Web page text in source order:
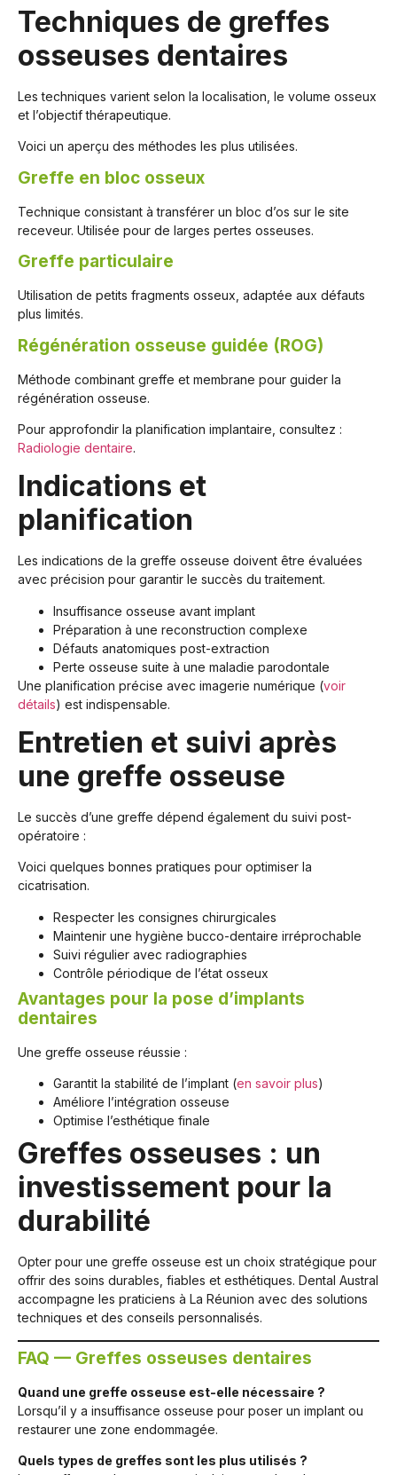
Techniques de greffes
osseuses dentaires
Les techniques varient selon la localisation, le volume osseux
et l’objectif thérapeutique.
Voici un aperçu des méthodes les plus utilisées.
Greffe en bloc osseux
Technique consistant à transférer un bloc d’os sur le site
receveur. Utilisée pour de larges pertes osseuses.
Greffe particulaire
Utilisation de petits fragments osseux, adaptée aux défauts
plus limités.
Régénération osseuse guidée (ROG)
Méthode combinant greffe et membrane pour guider la
régénération osseuse.
Pour approfondir la planification implantaire, consultez :
Radiologie dentaire.
Indications et
planification
Les indications de la greffe osseuse doivent être évaluées
avec précision pour garantir le succès du traitement.
Insuffisance osseuse avant implant
Préparation à une reconstruction complexe
Défauts anatomiques post-extraction
Perte osseuse suite à une maladie parodontale
Une planification précise avec imagerie numérique (voir
détails) est indispensable.
Entretien et suivi après
une greffe osseuse
Le succès d’une greffe dépend également du suivi post-
opératoire :
Voici quelques bonnes pratiques pour optimiser la
cicatrisation.
Respecter les consignes chirurgicales
Maintenir une hygiène bucco-dentaire irréprochable
Suivi régulier avec radiographies
Contrôle périodique de l’état osseux
Avantages pour la pose d’implants
dentaires
Une greffe osseuse réussie :
Garantit la stabilité de l’implant (en savoir plus)
Améliore l’intégration osseuse
Optimise l’esthétique finale
Greffes osseuses : un
investissement pour la
durabilité
Opter pour une greffe osseuse est un choix stratégique pour
offrir des soins durables, fiables et esthétiques. Dental Austral
accompagne les praticiens à La Réunion avec des solutions
techniques et des conseils personnalisés.
FAQ — Greffes osseuses dentaires
Quand une greffe osseuse est-elle nécessaire ?
Lorsqu’il y a insuffisance osseuse pour poser un implant ou
restaurer une zone endommagée.
Quels types de greffes sont les plus utilisés ?